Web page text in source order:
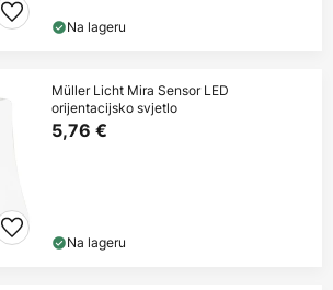
Na lageru
Müller Licht Mira Sensor LED
orijentacijsko svjetlo
5,76 €
Na lageru